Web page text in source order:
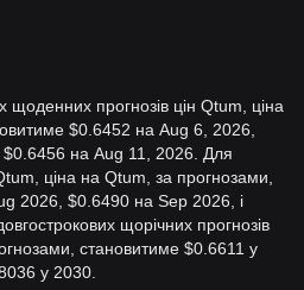
щоденних прогнозів цін Qtum, ціна
$0.6452 на Aug 6, 2026,
на Aug 11, 2026. Для
ціна на Qtum, за прогнозами,
2026, $0.6490 на Sep 2026, і
щорічних прогнозів
становитиме $0.6611 у
у 2030.